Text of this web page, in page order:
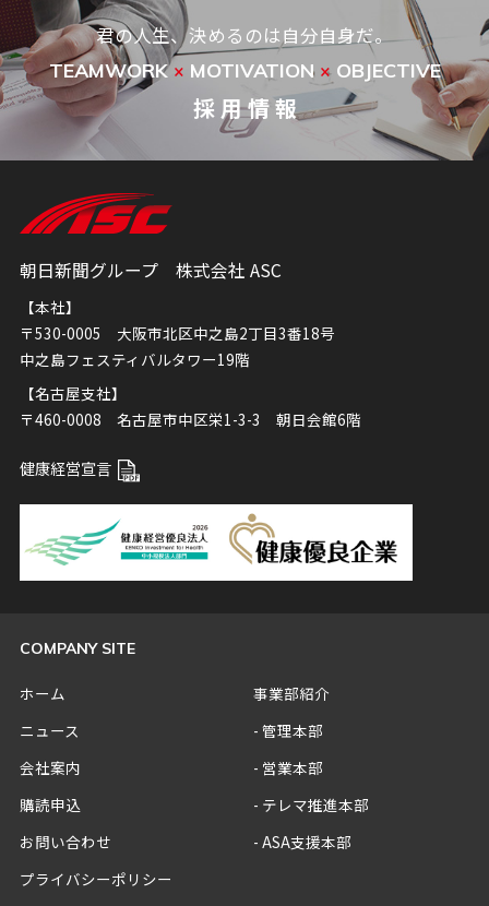
君の人生、決めるのは自分自身だ。
TEAMWORK× MOTIVATION ×OBJECTIVE
採 用 情 報
朝日新聞グループ 株式会社 ASC
【本社】
〒530-0005 大阪市北区中之島2丁目3番18号
中之島フェスティバルタワー19階
【名古屋支社】
〒460-0008 名古屋市中区栄1-3-3 朝日会館6階
健康経営宣言
COMPANY SITE
ホーム
ニュース
会社案内
購読申込
お問い合わせ
プライバシーポリシー
事業部紹介
管理本部
営業本部
テレマ推進本部
ASA支援本部